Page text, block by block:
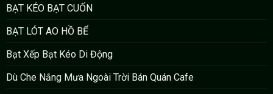
BẠT KÉO BẠT CUỐN
BẠT LÓT AO HỒ BỂ
Bạt Xếp Bạt Kéo Di Động
Dù Che Nắng Mưa Ngoài Trời Bán Quán Cafe